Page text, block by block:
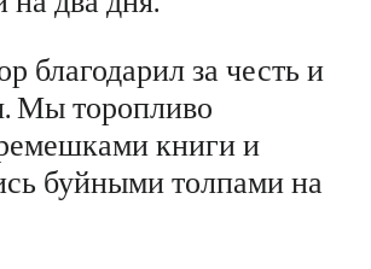
благодарил за честь и
Мы торопливо
книги и
буйными толпами на